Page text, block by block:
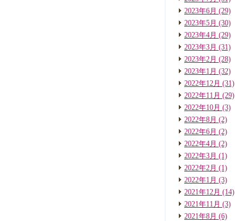
2023年6月 (29)
2023年5月 (30)
2023年4月 (29)
2023年3月 (31)
2023年2月 (28)
2023年1月 (32)
2022年12月 (31)
2022年11月 (29)
2022年10月 (3)
2022年8月 (2)
2022年6月 (2)
2022年4月 (2)
2022年3月 (1)
2022年2月 (1)
2022年1月 (3)
2021年12月 (14)
2021年11月 (3)
2021年8月 (6)